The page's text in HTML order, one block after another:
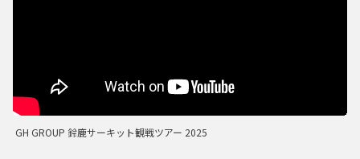
GH GROUP 鈴鹿サーキット観戦ツアー 2025